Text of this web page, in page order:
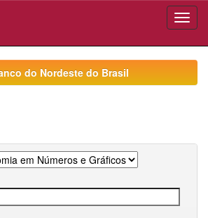
do Nordeste do Brasil